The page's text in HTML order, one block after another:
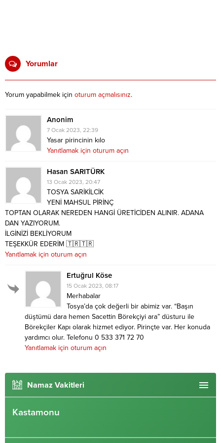
Yorumlar
Yorum yapabilmek için oturum açmalısınız.
Anonim
7 Ocak 2023, 22:39
Yasar pirincinin kılo
Yanıtlamak için oturum açın
Hasan SARITÜRK
13 Ocak 2023, 20:47
TOSYA SARİKİLCİK
YENİ MAHSUL PİRİNÇ
TOPTAN OLARAK NEREDEN HANGİ ÜRETİCİDEN ALINIR. ADANA
DAN YAZIYORUM.
İLGİNİZİ BEKLİYORUM
TEŞEKKÜR EDERİM 🇹🇷🇹🇷
Yanıtlamak için oturum açın
Ertuğrul Köse
15 Ocak 2023, 08:17
Merhabalar
Tosya’da çok değerli bir abimiz var. “Başın
düştümü dara hemen Sacettin Börekçiyi ara” düsturu ile
Börekçiler Kapı olarak hizmet ediyor. Pirinçte var. Her konuda
yardımcı olur. Telefonu 0 533 371 72 70
Yanıtlamak için oturum açın
Namaz Vakitleri
Kastamonu